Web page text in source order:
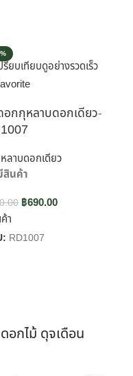
รียบเทียบดูอย่างรวดเร็ว
อกกุหลาบดอกเดียว-
ลาบดอกเดียว
สินค้า
฿690.00
า
RD1007
อกไม้ ดุจเดือน